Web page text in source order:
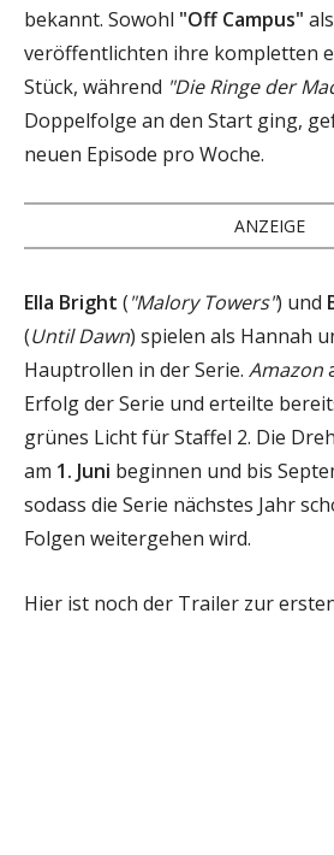
bekannt. Sowohl "Off Campus"
veröffentlichten ihre kompletten
Stück, während "Die Ringe der
Doppelfolge an den Start ging,
neuen Episode pro Woche.
ANZEIGE
Ella Bright ("Malory Towers") und
(Until Dawn) spielen als Hannah
Hauptrollen in der Serie. Amazon
Erfolg der Serie und erteilte
grünes Licht für Staffel 2. Die
am 1. Juni beginnen und bis
sodass die Serie nächstes Jahr
Folgen weitergehen wird.
Hier ist noch der Trailer zur